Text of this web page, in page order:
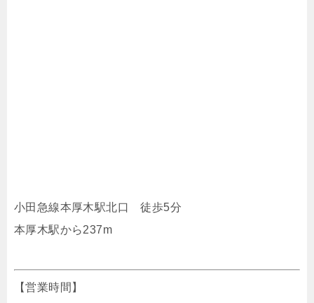
小田急線本厚木駅北口 徒歩5分
本厚木駅から237m
【営業時間】